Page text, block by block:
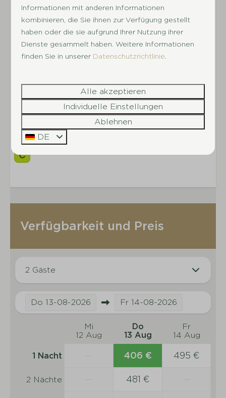
Gartenmöbel
Parkeinrichtungen
Ferienpark ohne Feuerwerk
WaldAm Waldrand gelegen
Restaurant
Heideflächen, Bächen und charakteristischen
Drenther Dörfern wie Schoonloo und Orvelte
vorbeiführen. In kurzer Entfernung findet ihr
zudem besondere Sehenswürdigkeiten wie das
entspannten Spaziergang, eine aktive Fahrradtour
oder einen Ausflug in die Umgebung entscheidet –
bei De Huynen erlebt ihr die Natur direkt vor
eurer Haustür.
Verfügbarkeit und Preis
2 Gäste
Do 13-08-2026 Fr 14-08-2026
Mi
12 Aug
Do
13 Aug
Fr
14 Aug
1 Nacht 406 € 495 €
2 Nächte 481 €
Informationen mit anderen Informationen
kombinieren, die Sie ihnen zur Verfügung gestellt
haben oder die sie aufgrund Ihrer Nutzung ihrer
Dienste gesammelt haben. Weitere Informationen
finden Sie in unserer Datenschutzrichtlinie
Alle akzeptieren
Individuelle Einstellungen
Ablehnen
DE